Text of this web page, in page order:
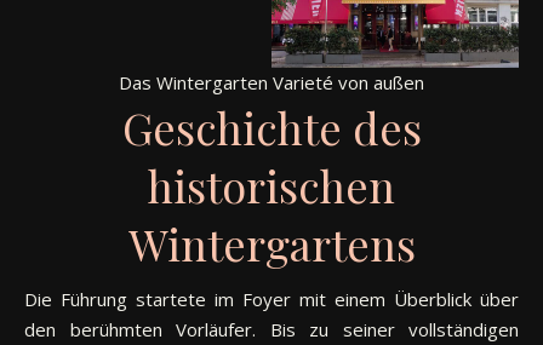
Das Wintergarten Varieté von außen
Geschichte des
historischen
Wintergartens
Die Führung startete im Foyer mit einem Überblick über
den berühmten Vorläufer. Bis zu seiner vollständigen